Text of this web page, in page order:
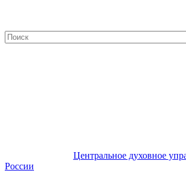
Центральное духовное
России